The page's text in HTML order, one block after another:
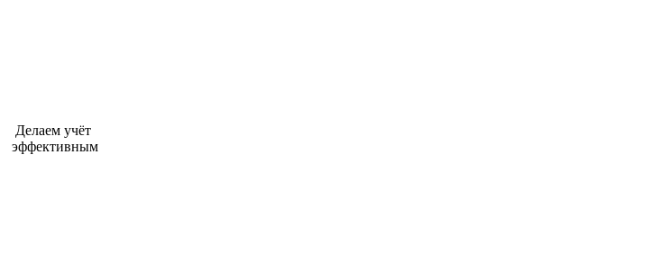
Делаем учёт
эффективным